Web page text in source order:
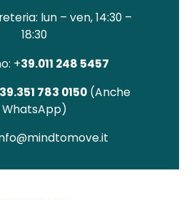
lun – ven, 14:30 –
18:30
+39.011 248 5457
39.351 783 0150 (Anche
WhatsApp)